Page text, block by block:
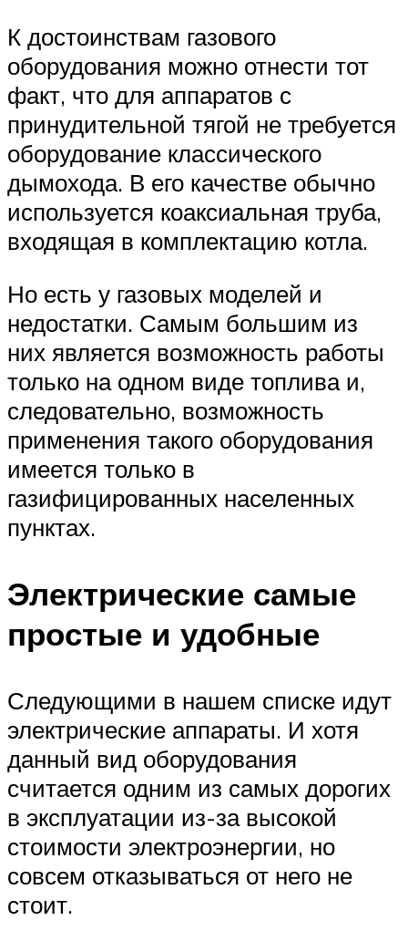
К достоинствам газового
оборудования можно отнести тот
факт, что для аппаратов с
принудительной тягой не требуется
оборудование классического
дымохода. В его качестве обычно
используется коаксиальная труба,
входящая в комплектацию котла.
Но есть у газовых моделей и
недостатки. Самым большим из
них является возможность работы
только на одном виде топлива и,
следовательно, возможность
применения такого оборудования
имеется только в
газифицированных населенных
пунктах.
Электрические самые
простые и удобные
Следующими в нашем списке идут
электрические аппараты. И хотя
данный вид оборудования
считается одним из самых дорогих
в эксплуатации из-за высокой
стоимости электроэнергии, но
совсем отказываться от него не
стоит.